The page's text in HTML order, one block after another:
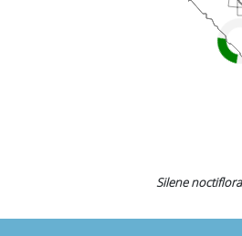
Silene noctiflora